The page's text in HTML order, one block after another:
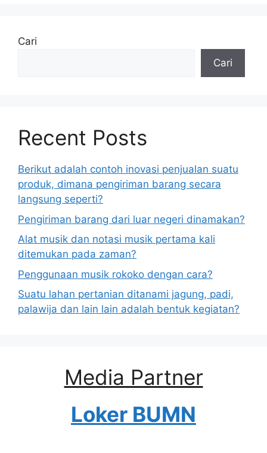
Cari
Cari
Recent Posts
Berikut adalah contoh inovasi penjualan suatu
produk, dimana pengiriman barang secara
langsung seperti?
Pengiriman barang dari luar negeri dinamakan?
Alat musik dan notasi musik pertama kali
ditemukan pada zaman?
Penggunaan musik rokoko dengan cara?
Suatu lahan pertanian ditanami jagung, padi,
palawija dan lain lain adalah bentuk kegiatan?
Media Partner
Loker BUMN